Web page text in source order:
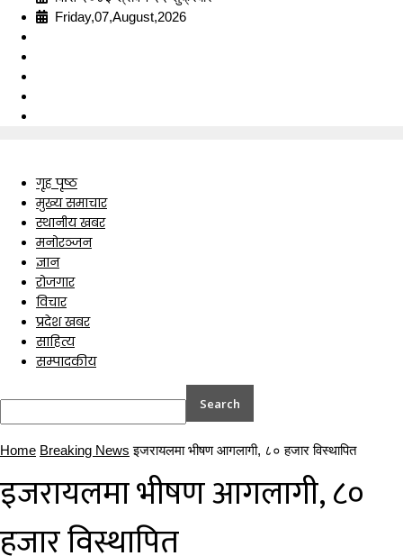
Friday,07,August,2026
गृह पृष्ठ
मुख्य समाचार
स्थानीय खबर
मनोरञ्जन
ज्ञान
रोजगार
विचार
प्रदेश खबर
साहित्य
सम्पादकीय
Home Breaking News इजरायलमा भीषण आगलागी, ८० हजार विस्थापित
इजरायलमा भीषण आगलागी, ८०
हजार विस्थापित